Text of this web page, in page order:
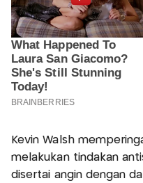
Kevin Walsh
melakukan tindakan
disertai angin dengan